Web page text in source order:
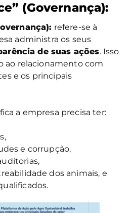
(Governança):
refere-se à
administra os seus
de suas ações. Isso
ao relacionamento com
e os principais
a empresa precisa ter:
e corrupção,
dos animais, e